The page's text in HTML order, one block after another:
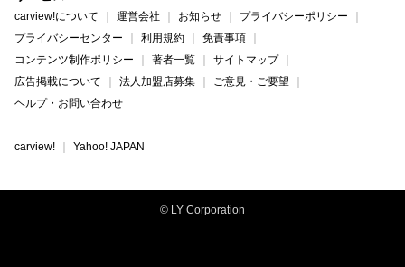
carview!について 運営会社 お知らせ
プライバシーポリシー
プライバシーセンター
利用規約
免責事項
コンテンツ制作ポリシー
著者一覧
サイトマップ
広告掲載について
法人加盟店募集
ご意見・ご要望
ヘルプ・お問い合わせ
carview! Yahoo! JAPAN
© LY Corporation